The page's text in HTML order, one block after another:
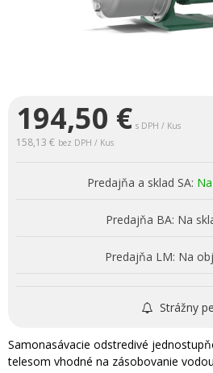
194,50 € s DPH / Kus
158,13 € bez DPH / Kus
Predajňa a sklad SA:
Predajňa BA: Na
Predajňa LM: Na
Strážny
Samonasávacie odstredivé
telesom vhodné na zásobovanie